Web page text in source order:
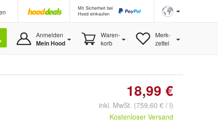
Mit Sicherheit bei
Hood einkaufen
Anmelden
Mein Hood
Waren-
korb
Merk-
zettel
18,99 €
inkl. MwSt. (759,60 € / l)
Kostenloser Versand